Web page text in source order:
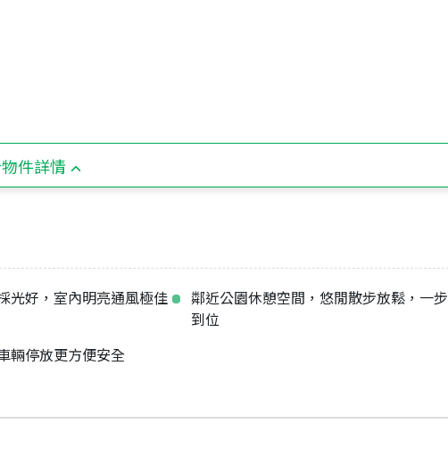
件詳情
光好，室內明亮通風極佳
鄰近公園休憩空間，悠閒散步放鬆，一步
到位
輛停放更方便安全